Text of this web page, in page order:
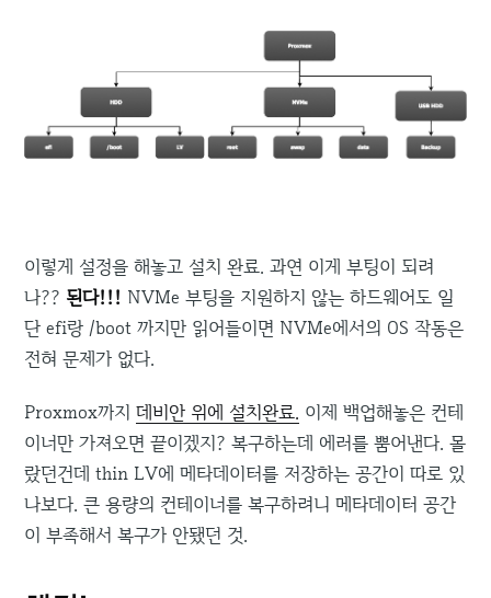
이렇게 설정을 해놓고 설치 완료. 과연 이게 부팅이 되려
나?? 된다!!! NVMe 부팅을 지원하지 않는 하드웨어도 일
단 efi랑 /boot 까지만 읽어들이면 NVMe에서의 OS 작동은
전혀 문제가 없다.
Proxmox까지데비안 위에 설치완료. 이제 백업해놓은 컨테
이너만 가져오면 끝이겠지? 복구하는데 에러를 뿜어낸다. 몰
랐던건데 thin LV에 메타데이터를 저장하는 공간이 따로 있
나보다. 큰 용량의 컨테이너를 복구하려니 메타데이터 공간
이 부족해서 복구가 안됐던 것.